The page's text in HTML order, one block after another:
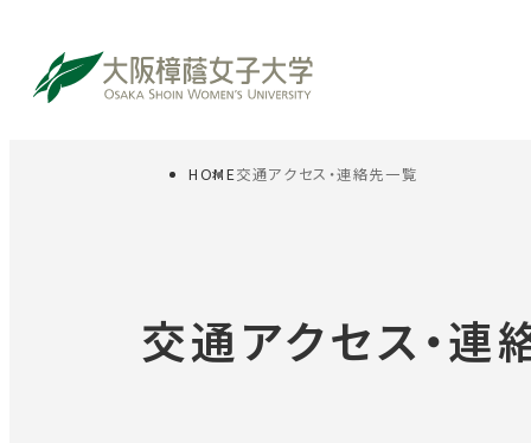
サイト内検索
HOME交通アクセス・連絡先一覧
交通アクセス・連